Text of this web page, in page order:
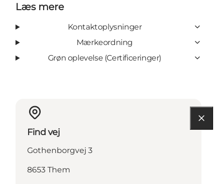
Læs mere
Kontaktoplysninger
Mærkeordning
Grøn oplevelse (Certificeringer)
Find vej
Gothenborgvej 3
8653 Them